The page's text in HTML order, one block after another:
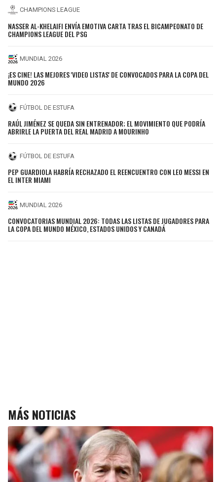
CHAMPIONS LEAGUE
NASSER AL-KHELAIFI ENVÍA EMOTIVA CARTA TRAS EL BICAMPEONATO DE
CHAMPIONS LEAGUE DEL PSG
MUNDIAL 2026
¡ES CINE! LAS MEJORES 'VIDEO LISTAS' DE CONVOCADOS PARA LA COPA DEL
MUNDO 2026
FÚTBOL DE ESTUFA
RAÚL JIMÉNEZ SE QUEDA SIN ENTRENADOR; EL MOVIMIENTO QUE PODRÍA
ABRIRLE LA PUERTA DEL REAL MADRID A MOURINHO
FÚTBOL DE ESTUFA
PEP GUARDIOLA HABRÍA RECHAZADO EL REENCUENTRO CON LEO MESSI EN
EL INTER MIAMI
MUNDIAL 2026
CONVOCATORIAS MUNDIAL 2026: TODAS LAS LISTAS DE JUGADORES PARA
LA COPA DEL MUNDO MÉXICO, ESTADOS UNIDOS Y CANADÁ
MÁS NOTICIAS